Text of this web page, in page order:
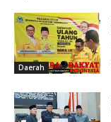
Daerah